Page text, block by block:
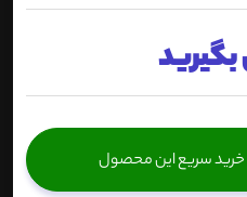
خرید سریع این محصول